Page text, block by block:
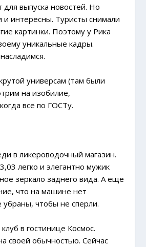
для выпуска новостей. Но
интересны. Туристы снимали
картинки. Поэтому у Рика
уникальные кадры.
универсам (там были
на изобилие,
все по ГОСТу.
в ликероводочный магазин.
легко и элегантно мужик
зеркало заднего вида. А еще
что на машине нет
чтобы не сперли.
в гостинице Космос.
своей обычностью. Сейчас